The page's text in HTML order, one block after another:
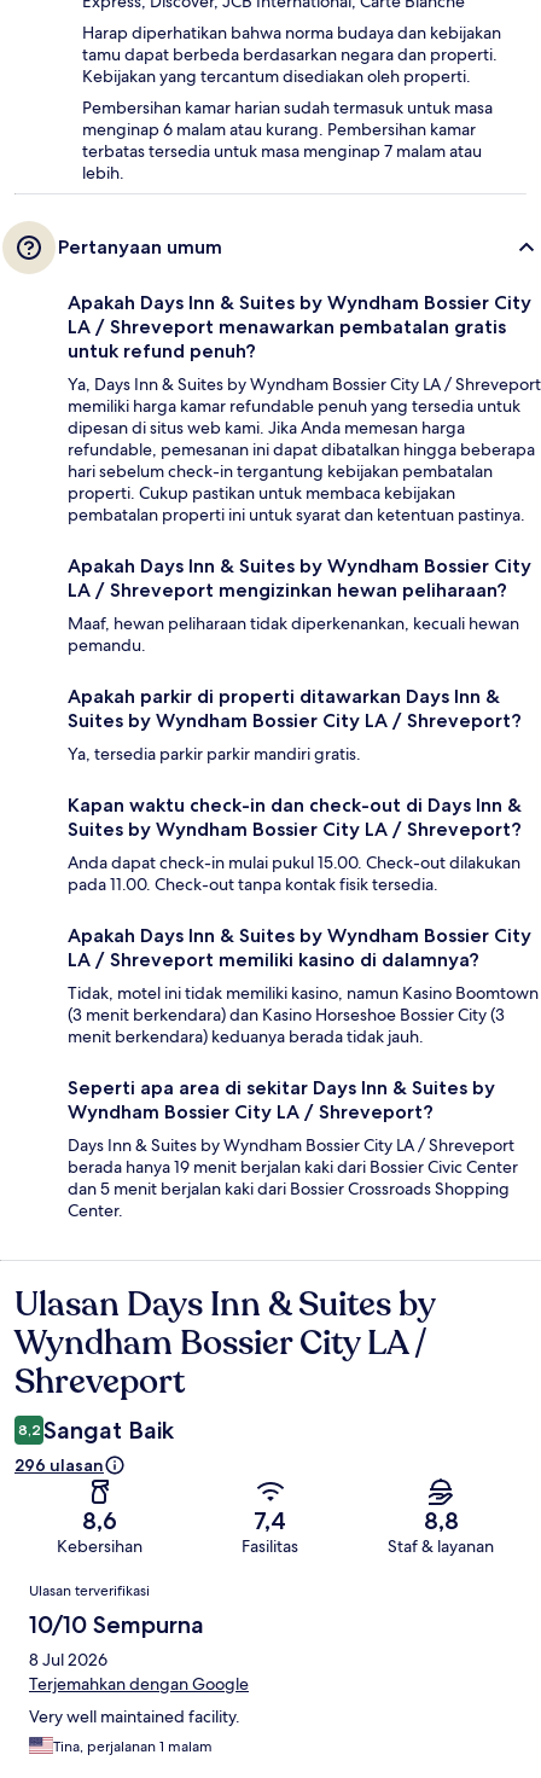
Harap diperhatikan bahwa norma budaya dan kebijakan
tamu dapat berbeda berdasarkan negara dan properti.
Kebijakan yang tercantum disediakan oleh properti.
Pembersihan kamar harian sudah termasuk untuk masa
menginap 6 malam atau kurang. Pembersihan kamar
terbatas tersedia untuk masa menginap 7 malam atau
lebih.
Pertanyaan umum
Apakah Days Inn & Suites by Wyndham Bossier City
LA / Shreveport menawarkan pembatalan gratis
untuk refund penuh?
Ya, Days Inn & Suites by Wyndham Bossier City LA / Shreveport
memiliki harga kamar refundable penuh yang tersedia untuk
dipesan di situs web kami. Jika Anda memesan harga
refundable, pemesanan ini dapat dibatalkan hingga beberapa
hari sebelum check-in tergantung kebijakan pembatalan
properti. Cukup pastikan untuk membaca kebijakan
pembatalan properti ini untuk syarat dan ketentuan pastinya.
Apakah Days Inn & Suites by Wyndham Bossier City
LA / Shreveport mengizinkan hewan peliharaan?
Maaf, hewan peliharaan tidak diperkenankan, kecuali hewan
pemandu.
Apakah parkir di properti ditawarkan Days Inn &
Suites by Wyndham Bossier City LA / Shreveport?
Ya, tersedia parkir parkir mandiri gratis.
Kapan waktu check-in dan check-out di Days Inn &
Suites by Wyndham Bossier City LA / Shreveport?
Anda dapat check-in mulai pukul 15.00. Check-out dilakukan
pada 11.00. Check-out tanpa kontak fisik tersedia.
Apakah Days Inn & Suites by Wyndham Bossier City
LA / Shreveport memiliki kasino di dalamnya?
Tidak, motel ini tidak memiliki kasino, namun Kasino Boomtown
(3 menit berkendara) dan Kasino Horseshoe Bossier City (3
menit berkendara) keduanya berada tidak jauh.
Seperti apa area di sekitar Days Inn & Suites by
Wyndham Bossier City LA / Shreveport?
Days Inn & Suites by Wyndham Bossier City LA / Shreveport
berada hanya 19 menit berjalan kaki dari Bossier Civic Center
dan 5 menit berjalan kaki dari Bossier Crossroads Shopping
Center.
Ulasan
Ulasan Days Inn & Suites by
Wyndham Bossier City LA /
Shreveport
8,2 Sangat Baik
296 ulasan
8,6
Kebersihan
7,4
Fasilitas
8,8
Staf & layanan
Ulasan
Ulasan terverifikasi
10/10 Sempurna
8 Jul 2026
Terjemahkan dengan Google
Very well maintained facility.
Tina, perjalanan 1 malam